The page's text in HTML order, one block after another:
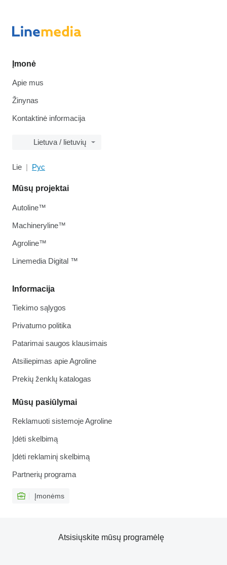
Įmonė
Apie mus
Žinynas
Kontaktinė informacija
Lietuva / lietuvių
Lie Рус
Informacija
Tiekimo sąlygos
Privatumo politika
Patarimai saugos klausimais
Atsiliepimas apie Agroline
Prekių ženklų katalogas
Mūsų pasiūlymai
Reklamuoti sistemoje Agroline
Įdėti skelbimą
Įdėti reklaminį skelbimą
Partnerių programa
Įmonėms
Mūsų projektai
Autoline™
Machineryline™
Agroline™
Linemedia Digital ™
Atsisiųskite mūsų programėlę